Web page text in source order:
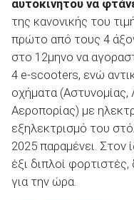
αυτοκινήτου να
της κανονικής του
πρώτο από τους 4
στο 12μηνο να
4 e-scooters, ενώ
οχήματα (Αστυνομίας,
Αεροπορίας) με
εξηλεκτρισμό του
2025 παραμένει. Στον
έξι διπλοί
για την ώρα.